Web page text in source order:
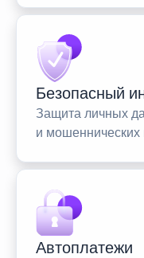
Безопасный
Защита личных
и мошеннических
Автоплатежи